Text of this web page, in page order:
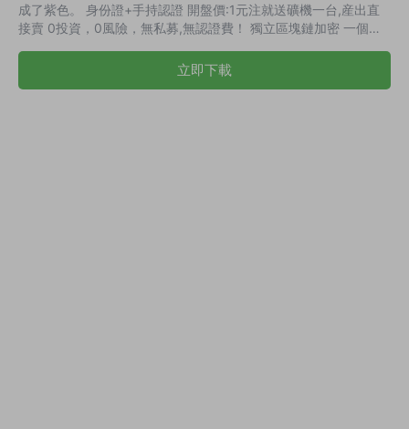
成了紫色。 身份證+手持認證 開盤價:1元注就送礦機一台,産出直
接賣 0投資，0風險，無私募,無認證費！ 獨立區塊鏈加密 一個币
送礦機沒有算力。 工會加全球分紅獎 一級礦商：直接推薦5人，
三級以内團隊30人，三級以内要有15人買礦機，工會算力達到
立即下載